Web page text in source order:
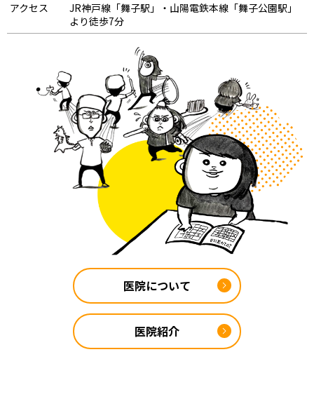
アクセス
JR神戸線「舞子駅」・山陽電鉄本線「舞子公園駅」
より徒歩7分
医院について
医院紹介